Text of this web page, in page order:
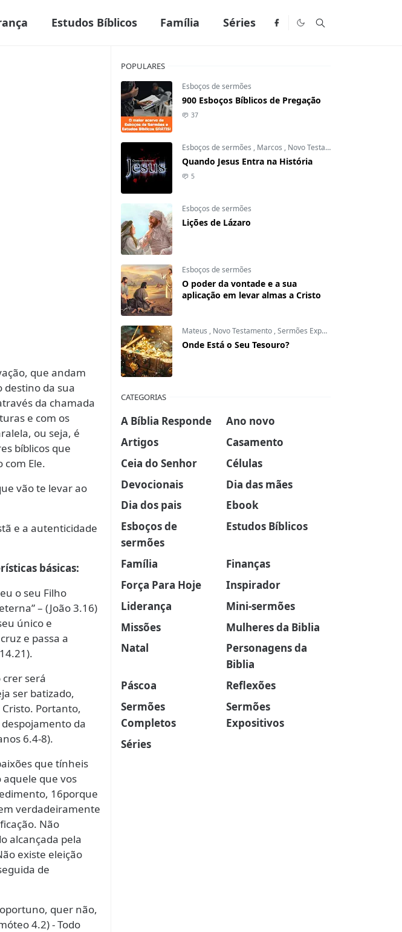
Estudos Bíblicos Família Séries
que andam
destino da sua
da chamada
e com os
ou seja, é
bíblicos que
Ele.
vão te levar ao
e a autenticidade
básicas:
o seu Filho
– (João 3.16)
único e
e passa a
será
ser batizado,
Portanto,
da
6.4-8).
que tínheis
que vos
16porque
verdadeiramente
Não
alcançada pela
existe eleição
de
quer não,
4.2) - Todo
POPULARES
Esboços de sermões
900 Esboços Bíblicos de Pregação
37
Esboços de sermões , Marcos , Novo Testamento
Quando Jesus Entra na História
5
Esboços de sermões
Lições de Lázaro
Esboços de sermões
O poder da vontade e a sua
aplicação em levar almas a Cristo
Mateus , Novo Testamento ,Sermões Expositivos
Onde Está o Seu Tesouro?
CATEGORIAS
A Bíblia Responde
Ano novo
Artigos
Casamento
Ceia do Senhor
Células
Devocionais
Dia das mães
Dia dos pais
Ebook
Esboços de
sermões
Estudos Bíblicos
Família
Finanças
Força Para Hoje
Inspirador
Liderança
Mini-sermões
Missões
Mulheres da Biblia
Natal
Personagens da
Biblia
Páscoa
Reflexões
Sermões
Completos
Sermões
Expositivos
Séries